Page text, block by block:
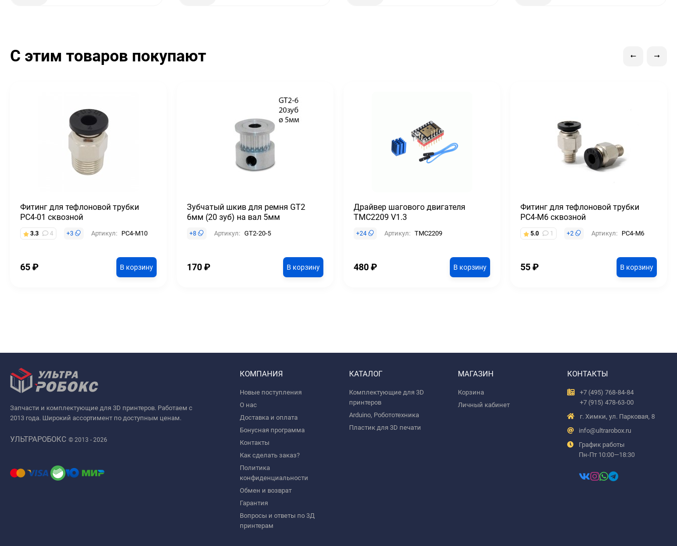
С этим товаров покупают
Фитинг для тефлоновой трубки
PC4-01 сквозной
3.3 4 +3 Артикул: PC4-M10
65₽ В корзину
Зубчатый шкив для ремня GT2
6мм (20 зуб) на вал 5мм
+8 Артикул: GT2-20-5
170₽ В корзину
Драйвер шагового двигателя
TMC2209 V1.3
+24 Артикул: TMC2209
480₽ В корзину
Фитинг для тефлоновой трубки
PC4-M6 сквозной
5.0 1 +2 Артикул: PC4-M6
55₽ В корзину
Запчасти и комплектующие для 3D принтеров. Работаем с
2013 года. Широкий ассортимент по доступным ценам.
УЛЬТРАРОБОКС © 2013 - 2026
КОМПАНИЯ
Новые поступления
О нас
Доставка и оплата
Бонусная программа
Контакты
Как сделать заказ?
Политика
конфиденциальности
Обмен и возврат
Гарантия
Вопросы и ответы по 3Д
принтерам
КАТАЛОГ
Комплектующие для 3D
принтеров
Arduino, Робототехника
Пластик для 3D печати
МАГАЗИН
Корзина
Личный кабинет
КОНТАКТЫ
+7 (495) 768-84-84
+7 (915) 478-63-00
г. Химки, ул. Парковая, 8
info@ultrarobox.ru
График работы
Пн-Пт 10:00—18:30